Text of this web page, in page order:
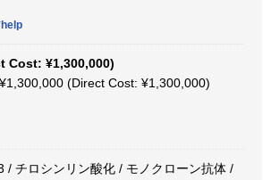
Cost: ¥1,300,000)
(Direct Cost: ¥1,300,000)
/ チロシンリン酸化 / モノクローン抗体 /